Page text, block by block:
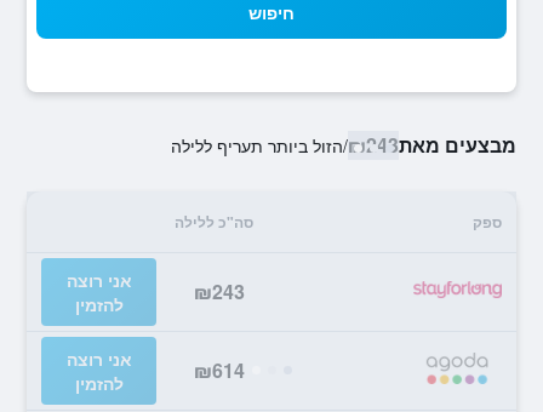
חיפוש
מבצעים מאת₪243
/הזול ביותר תעריף ללילה
ספק סה"כ ללילה
₪243
אני רוצה
להזמין
₪614
אני רוצה
להזמין